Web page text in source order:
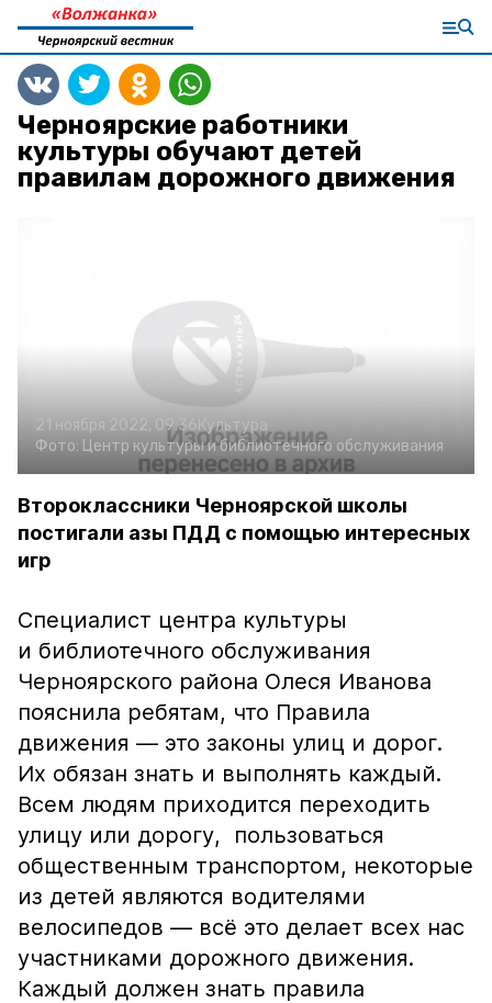
Черноярские работники
культуры обучают детей
правилам дорожного движения
21 ноября 2022, 09:36Культура
Фото: Центр культуры и библиотечного обслуживания
Второклассники Черноярской школы
постигали азы ПДД с помощью интересных
игр
Специалист центра культуры
и библиотечного обслуживания
Черноярского района Олеся Иванова
пояснила ребятам, что Правила
движения — это законы улиц и дорог.
Их обязан знать и выполнять каждый.
Всем людям приходится переходить
улицу или дорогу, пользоваться
общественным транспортом, некоторые
из детей являются водителями
велосипедов — всё это делает всех нас
участниками дорожного движения.
Каждый должен знать правила